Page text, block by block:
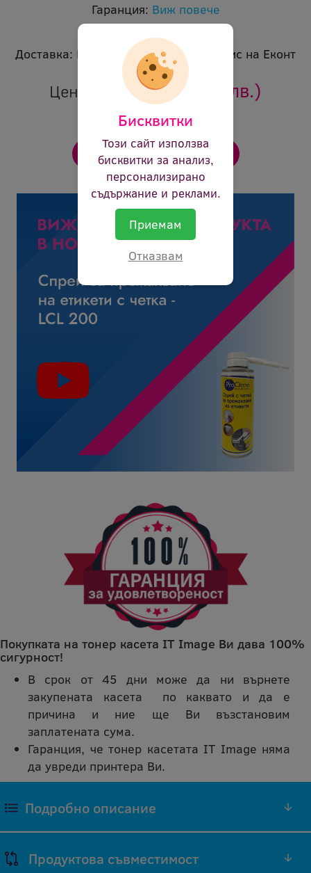
Гаранция: Виж повече
Доставка: Безплатна доставка до офис на Еконт
Цена: 35.64 €(69.71 лв.)
Покупката на тонер касета IT Image Ви дава 100%
сигурност!
В срок от 45 дни може да ни върнете
закупената касета по каквато и да е
причина и ние ще Ви възстановим
заплатената сума.
Гаранция, че тонер касетата IT Image няма
да увреди принтера Ви.
Подробно описание
РЕПРОИЗВЕДЕНА IT IMAGE ТОНЕР КАСЕТА
Продуктова съвместимост
Бисквитки
Този сайт използва
бисквитки за анализ,
персонализирано
съдържание и реклами.
Приемам
Отказвам